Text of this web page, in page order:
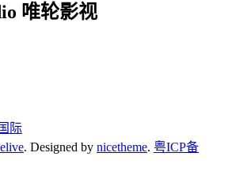
唯轮影视
际
. Designed by nicetheme. 粤ICP备